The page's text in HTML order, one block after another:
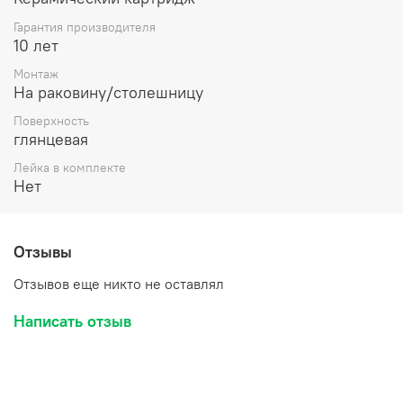
Гарантия производителя
10 лет
Монтаж
На раковину/столешницу
Поверхность
глянцевая
Лейка в комплекте
Нет
Отзывы
Отзывов еще никто не оставлял
Написать отзыв